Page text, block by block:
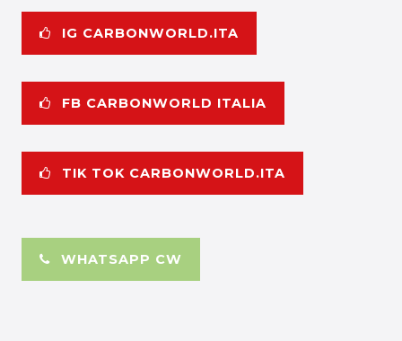
IG CARBONWORLD.ITA
FB CARBONWORLD ITALIA
TIK TOK CARBONWORLD.ITA
WHATSAPP CW